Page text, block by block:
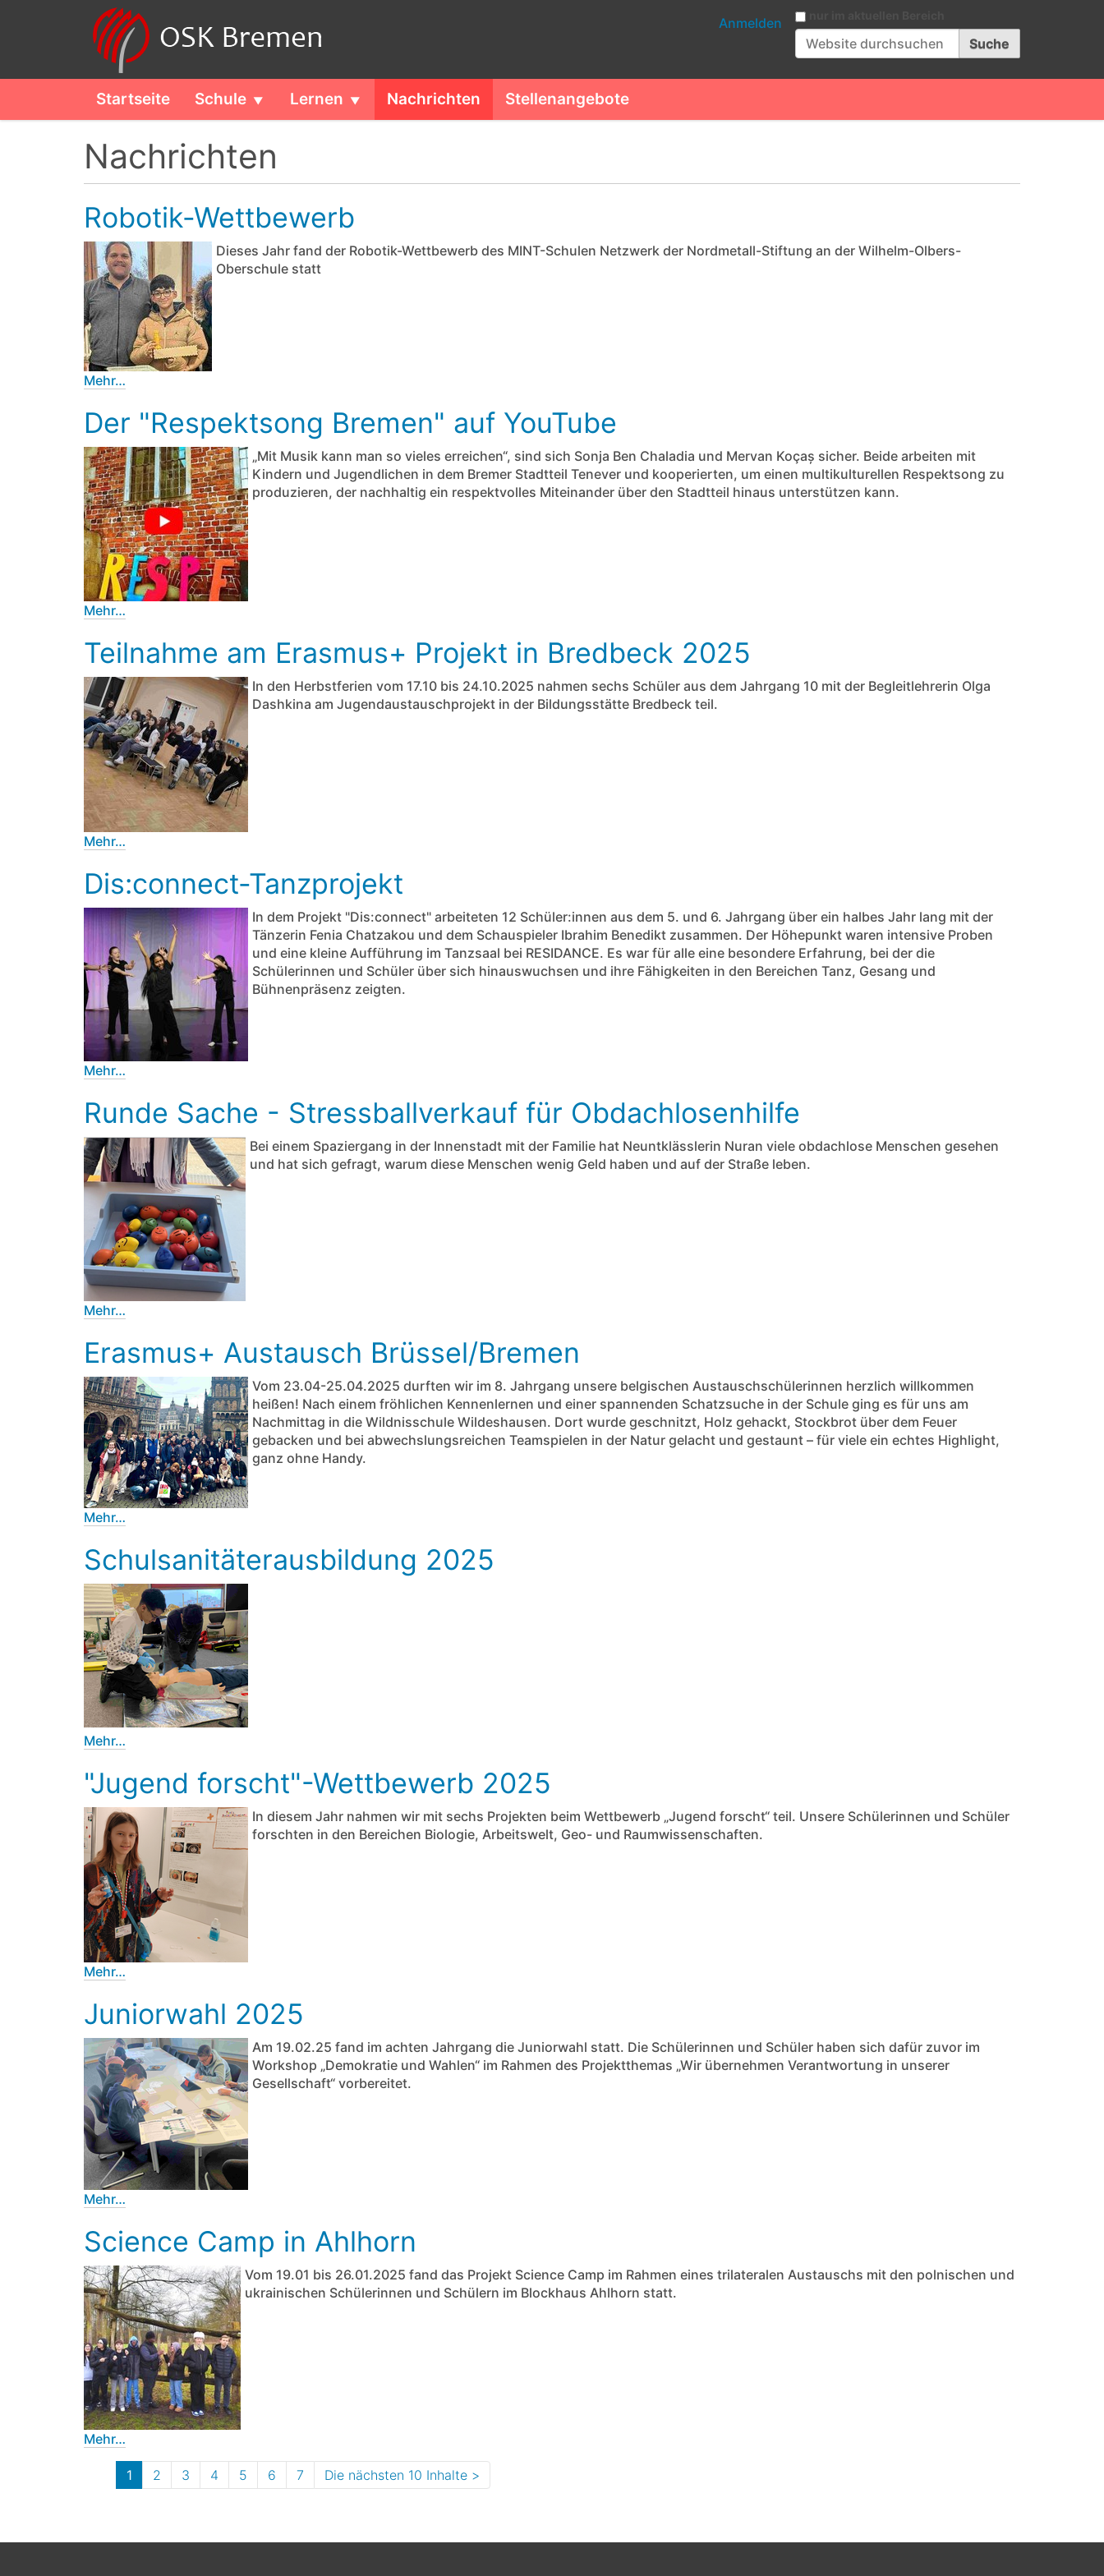
Website durchsuchen
Anmelden
Startseite Schule Lernen Nachrichten Stellenangebote
Nachrichten
Robotik-Wettbewerb
Dieses Jahr fand der Robotik-Wettbewerb des MINT-Schulen Netzwerk der Nordmetall-Stiftung an der Wilhelm-Olbers-
Oberschule statt
Mehr…
Der "Respektsong Bremen" auf YouTube
„Mit Musik kann man so vieles erreichen“, sind sich Sonja Ben Chaladia und Mervan Koçaș sicher. Beide arbeiten mit
Kindern und Jugendlichen in dem Bremer Stadtteil Tenever und kooperierten, um einen multikulturellen Respektsong zu
produzieren, der nachhaltig ein respektvolles Miteinander über den Stadtteil hinaus unterstützen kann.
Mehr…
Teilnahme am Erasmus+ Projekt in Bredbeck 2025
In den Herbstferien vom 17.10 bis 24.10.2025 nahmen sechs Schüler aus dem Jahrgang 10 mit der Begleitlehrerin Olga
Dashkina am Jugendaustauschprojekt in der Bildungsstätte Bredbeck teil.
Mehr…
Dis:connect-Tanzprojekt
In dem Projekt "Dis:connect" arbeiteten 12 Schüler:innen aus dem 5. und 6. Jahrgang über ein halbes Jahr lang mit der
Tänzerin Fenia Chatzakou und dem Schauspieler Ibrahim Benedikt zusammen. Der Höhepunkt waren intensive Proben
und eine kleine Aufführung im Tanzsaal bei RESIDANCE. Es war für alle eine besondere Erfahrung, bei der die
Schülerinnen und Schüler über sich hinauswuchsen und ihre Fähigkeiten in den Bereichen Tanz, Gesang und
Bühnenpräsenz zeigten.
Mehr…
Runde Sache - Stressballverkauf für Obdachlosenhilfe
Bei einem Spaziergang in der Innenstadt mit der Familie hat Neuntklässlerin Nuran viele obdachlose Menschen gesehen
und hat sich gefragt, warum diese Menschen wenig Geld haben und auf der Straße leben.
Mehr…
Erasmus+ Austausch Brüssel/Bremen
Vom 23.04-25.04.2025 durften wir im 8. Jahrgang unsere belgischen Austauschschülerinnen herzlich willkommen
heißen! Nach einem fröhlichen Kennenlernen und einer spannenden Schatzsuche in der Schule ging es für uns am
Nachmittag in die Wildnisschule Wildeshausen. Dort wurde geschnitzt, Holz gehackt, Stockbrot über dem Feuer
gebacken und bei abwechslungsreichen Teamspielen in der Natur gelacht und gestaunt – für viele ein echtes Highlight,
ganz ohne Handy.
Mehr…
Schulsanitäterausbildung 2025
Mehr…
"Jugend forscht"-Wettbewerb 2025
In diesem Jahr nahmen wir mit sechs Projekten beim Wettbewerb „Jugend forscht“ teil. Unsere Schülerinnen und Schüler
forschten in den Bereichen Biologie, Arbeitswelt, Geo- und Raumwissenschaften.
Mehr…
Juniorwahl 2025
Am 19.02.25 fand im achten Jahrgang die Juniorwahl statt. Die Schülerinnen und Schüler haben sich dafür zuvor im
Workshop „Demokratie und Wahlen“ im Rahmen des Projektthemas „Wir übernehmen Verantwortung in unserer
Gesellschaft“ vorbereitet.
Mehr…
Science Camp in Ahlhorn
Vom 19.01 bis 26.01.2025 fand das Projekt Science Camp im Rahmen eines trilateralen Austauschs mit den polnischen und
ukrainischen Schülerinnen und Schülern im Blockhaus Ahlhorn statt.
Mehr…
1 2 3 4 5 6 7 Die nächsten 10 Inhalte